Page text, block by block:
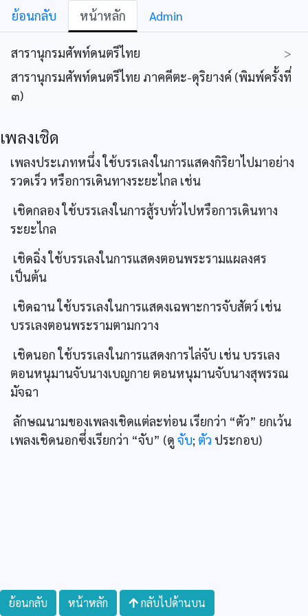
ย้อนกลับ หน้าหลัก Admin
สารานุกรมศัพท์ดนตรีไทย
>
สารานุกรมศัพท์ดนตรีไทย ภาคคีตะ-ดุริยางค์ (พิมพ์ครั้งที่
๓)
เพลงเชิด
เพลงประเภทหนึ่ง ใช้บรรเลงในการแสดงกิริยาไปมาอย่าง
รวดเร็ว หรือการเดินทางระยะไกล เช่น
เชิดกลอง ใช้บรรเลงในการสู้รบทั่วไปหรือการเดินทาง
ระยะไกล
เชิดฉิ่ง ใช้บรรเลงในการแสดงตอนพระรามแผลงศร
เป็นต้น
เชิดฉาน ใช้บรรเลงในการแสดงเฉพาะการจับสัตว์ เช่น
บรรเลงตอนพระรามตามกวาง
เชิดนอก ใช้บรรเลงในการแสดงการไล่จับ เช่น บรรเลง
ตอนหนุมานจับนางเบญกาย ตอนหนุมานจับนางสุพรรณ
มัจฉา
ลักษณนามของเพลงเชิดแต่ละท่อน เรียกว่า “ตัว” ยกเว้น
เพลงเชิดนอกซึ่งเรียกว่า “จับ” (ดู จับ; ตัว ประกอบ)
ย้อนกลับ หน้าหลัก กลับไปด้านบน